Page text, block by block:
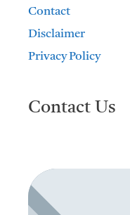
Contact
Disclaimer
Privacy Policy
Contact Us